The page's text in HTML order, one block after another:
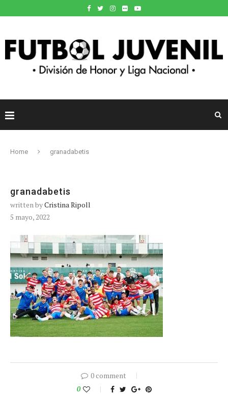
Home granadabetis
granadabetis
written byCristina Ripoll
5 mayo, 2022
0 comment
0